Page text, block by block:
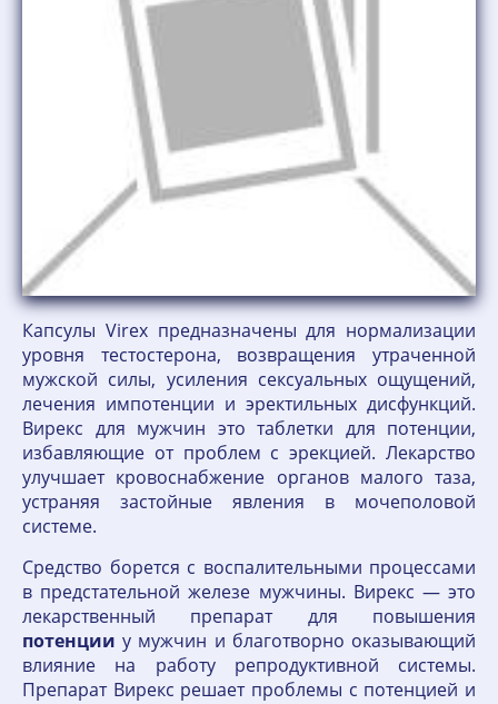
Капсулы Virex предназначены для нормализации
уровня тестостерона, возвращения утраченной
мужской силы, усиления сексуальных ощущений,
лечения импотенции и эректильных дисфункций.
Вирекс для мужчин это таблетки для потенции,
избавляющие от проблем с эрекцией. Лекарство
улучшает кровоснабжение органов малого таза,
устраняя застойные явления в мочеполовой
системе.
Средство борется с воспалительными процессами
в предстательной железе мужчины. Вирекс — это
лекарственный препарат для повышения
потенции у мужчин и благотворно оказывающий
влияние на работу репродуктивной системы.
Препарат Вирекс решает проблемы с потенцией и